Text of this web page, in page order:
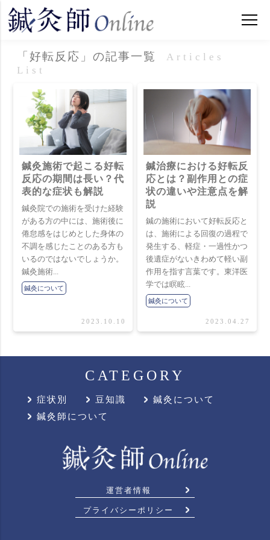
「好転反応」の記事一覧
Articles
List
鍼灸施術で起こる好転
反応の期間は長い？代
表的な症状も解説
鍼灸院での施術を受けた経験
がある方の中には、施術後に
倦怠感をはじめとした身体の
不調を感じたことのある方も
いるのではないでしょうか。
鍼灸施術...
鍼灸について
2023.10.10
鍼治療における好転反
応とは？副作用との症
状の違いや注意点を解
説
鍼の施術において好転反応と
は、施術による回復の過程で
発生する、軽症・一過性かつ
後遺症がないきわめて軽い副
作用を指す言葉です。東洋医
学では瞑眩...
鍼灸について
2023.04.27
運営者情報
プライバシーポリシー
CATEGORY
症状別 豆知識
鍼灸について
鍼灸師について